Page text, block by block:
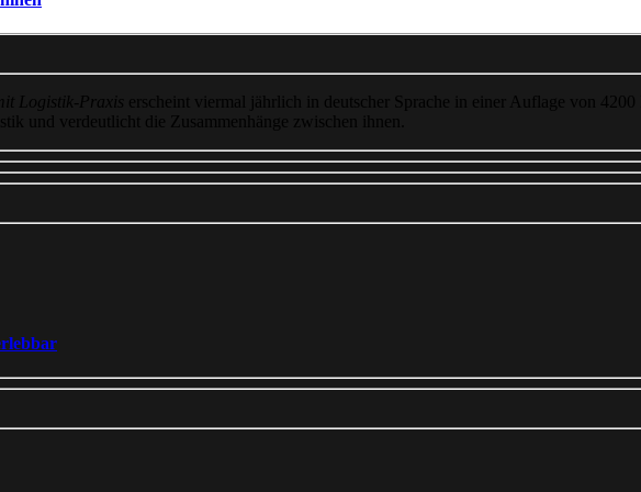
Logistik-Praxis erscheint viermal jährlich in deutscher Sprache in einer Auflage von
und verdeutlicht die Zusammenhänge zwischen ihnen.